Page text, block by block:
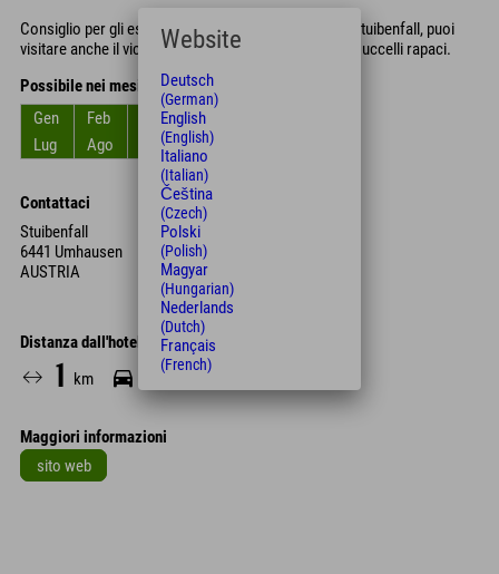
Consiglio per gli esploratori: dopo l'escursione allo Stuibenfall, puoi
visitare anche il vicino Villaggio di Ötzi e il Parco degli uccelli rapaci.
Possibile nei mesi
Gen
Feb Mar Apr
Lug
Ago Ott
Contattaci
Stuibenfall
6441 Umhausen
AUSTRIA
Distanza dall'hotel
1 km 3
Maggiori informazioni
sito web
Website
Deutsch
(German)
English
(English)
Italiano
(Italian)
Čeština
(Czech)
Polski
(Polish)
Magyar
(Hungarian)
Nederlands
(Dutch)
Français
(French)